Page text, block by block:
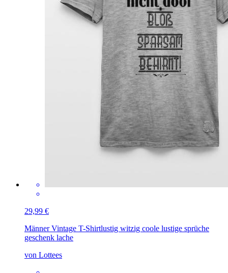
29,99 €
Männer Vintage T-Shirtlustig witzig coole lustige sprüche
geschenk lache
von Lottees